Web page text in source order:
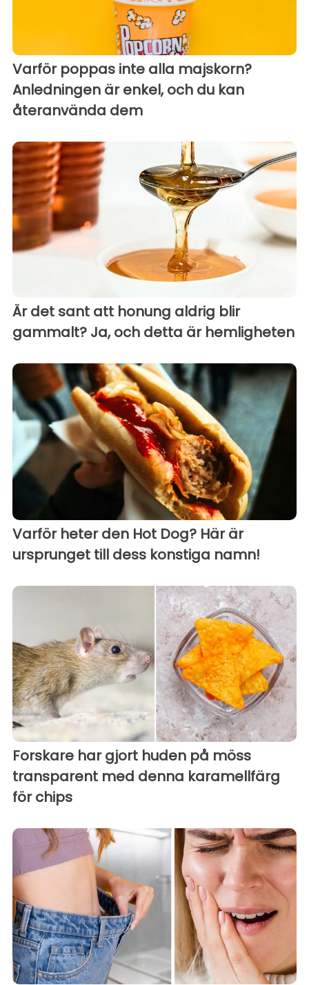
Varför poppas inte alla majskorn?
Anledningen är enkel, och du kan
återanvända dem
Är det sant att honung aldrig blir
gammalt? Ja, och detta är hemligheten
Varför heter den Hot Dog? Här är
ursprunget till dess konstiga namn!
Forskare har gjort huden på möss
transparent med denna karamellfärg
för chips